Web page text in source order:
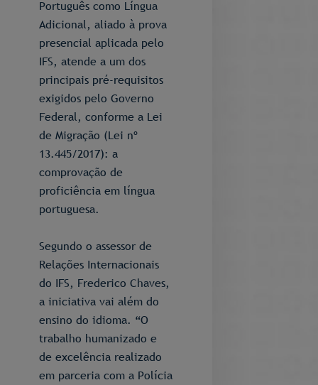
Português como Língua
Adicional, aliado à prova
presencial aplicada pelo
IFS, atende a um dos
principais pré-requisitos
exigidos pelo Governo
Federal, conforme a Lei
de Migração (Lei nº
13.445/2017): a
comprovação de
proficiência em língua
portuguesa.
Segundo o assessor de
Relações Internacionais
do IFS, Frederico Chaves,
a iniciativa vai além do
ensino do idioma. “O
trabalho humanizado e
de excelência realizado
em parceria com a Polícia